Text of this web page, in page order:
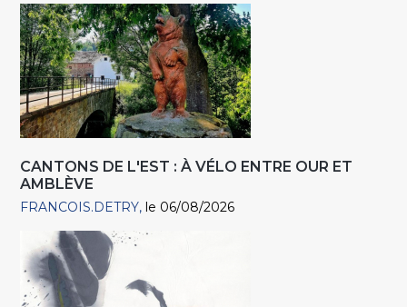
CANTONS DE L'EST : À VÉLO ENTRE OUR ET
AMBLÈVE
FRANCOIS.DETRY le 06/08/2026